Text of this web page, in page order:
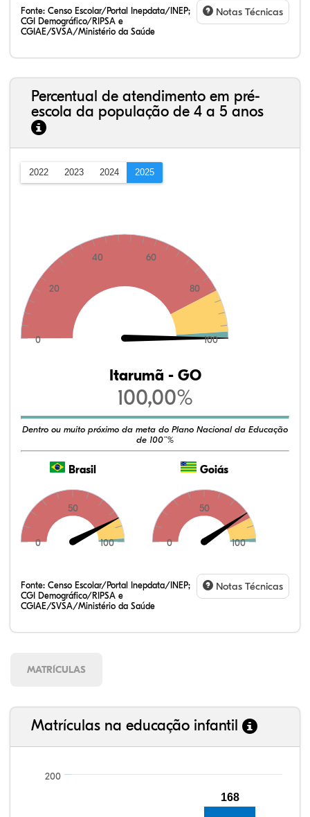
Fonte: Censo Escolar/Portal Inepdata/INEP;
CGI Demográfico/RIPSA e
CGIAE/SVSA/Ministério da Saúde
Notas Técnicas
Percentual de atendimento em pré-
escola da população de 4 a 5 anos
2022 2023 2024 2025
0
20
40 60
80
100
Itarumã - GO
100,00%
Dentro ou muito próximo da meta do Plano Nacional da Educação
de 100¨%
Brasil
0
50
100
Goiás
0
50
100
Fonte: Censo Escolar/Portal Inepdata/INEP;
CGI Demográfico/RIPSA e
CGIAE/SVSA/Ministério da Saúde
Notas Técnicas
MATRÍCULAS
Matrículas na educação infantil
200
168